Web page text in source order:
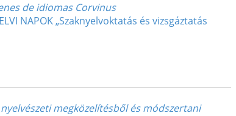
de idiomas Corvinus
NAPOK „Szaknyelvoktatás és vizsgáztatás
megközelítésből és módszertani